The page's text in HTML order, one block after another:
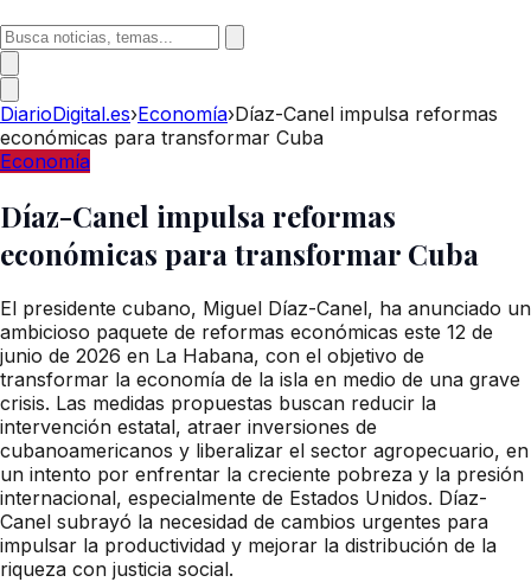
DiarioDigital.es›Economía›Díaz-Canel impulsa reformas
económicas para transformar Cuba
Economía
Díaz-Canel impulsa reformas
económicas para transformar Cuba
El presidente cubano, Miguel Díaz-Canel, ha anunciado un
ambicioso paquete de reformas económicas este 12 de
junio de 2026 en La Habana, con el objetivo de
transformar la economía de la isla en medio de una grave
crisis. Las medidas propuestas buscan reducir la
intervención estatal, atraer inversiones de
cubanoamericanos y liberalizar el sector agropecuario, en
un intento por enfrentar la creciente pobreza y la presión
internacional, especialmente de Estados Unidos. Díaz-
Canel subrayó la necesidad de cambios urgentes para
impulsar la productividad y mejorar la distribución de la
riqueza con justicia social.